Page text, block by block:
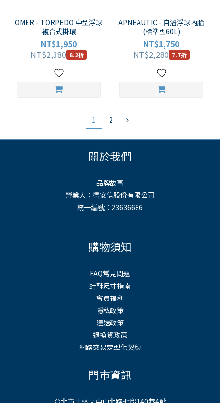
OMER - TORPEDO 中型浮球
複合式掛環
NT$1,950
NT$2,380 8.2折
APNEAUTIC - 自潛浮球內胎
(標準型60L)
NT$1,750
NT$2,280 7.7折
1 2
關於我們
品牌故事
營業人：德安信股份有限公司
統一編號：23636686
購物須知
FAQ常見問題
蛙鞋尺寸指南
會員福利
隱私政策
運送政策
退換貨政策
網路交易定型化契約
門市資訊